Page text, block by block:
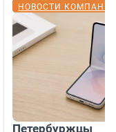
НОВОСТИ
Петербуржцы